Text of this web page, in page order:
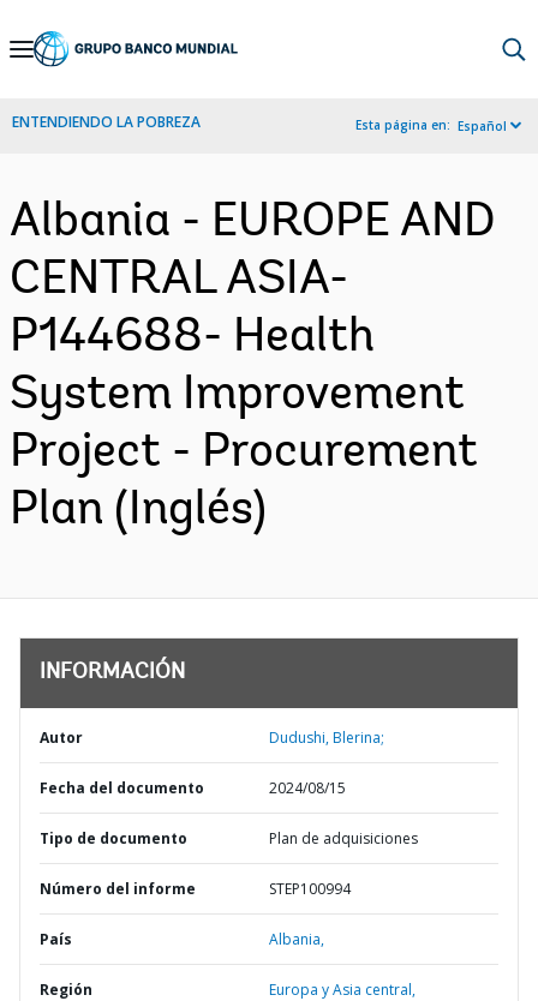
Skip
Navigation
ENTENDIENDO LA POBREZA Esta página en: Español
Albania - EUROPE AND
CENTRAL ASIA-
P144688- Health
System Improvement
Project - Procurement
Plan (Inglés)
INFORMACIÓN
Autor Dudushi, Blerina;
Fecha del documento 2024/08/15
Tipo de documento Plan de adquisiciones
Número del informe STEP100994
País Albania,
Región Europa y Asia central,